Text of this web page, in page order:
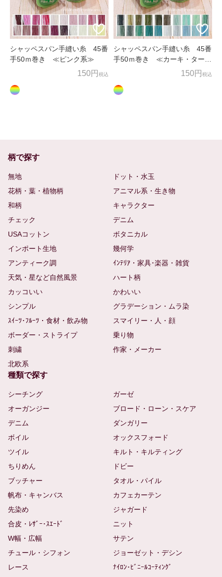
シャッペスパン手縫い糸 45番
手50ｍ巻き ≪ピンク系≫
150円 税込
シャッペスパン手縫い糸 45番
手50ｍ巻き ≪カーキ・ターコ
150円 税込
柄で探す
無地
ドット・水玉
花柄・葉・植物柄
アニマル系・生き物
和柄
キャラクター
チェック
デニム
USAコットン
ボタニカル
インポート生地
幾何学
アンティーク調
ｲﾝﾃﾘｱ・家具･楽器・雑貨
天気・星など自然風景
ハート柄
カッコいい
かわいい
シンプル
グラデーション・ムラ染
ｽｲｰﾂ･ﾌﾙｰﾂ・食材・飲み物
スマイリー・人・顔
ボーダー・ストライプ
乗り物
刺繍
作家・メーカー
北欧系
種類で探す
シーチング
ガーゼ
オーガンジー
ブロード・ローン・スケア
デニム
ダンガリー
ボイル
オックスフォード
ツイル
キルト・キルティング
ちりめん
ドビー
ブッチャー
タオル・パイル
帆布・キャンバス
カフェカーテン
先染め
ジャガード
合皮・ﾚｻﾞｰ･ｽｴｰﾄﾞ
ニット
W幅・広幅
サテン
チュール・シフォン
ジョーゼット・デシン
レース
ﾅｲﾛﾝ･ﾋﾞﾆｰﾙｺｰﾃｨﾝｸﾞ